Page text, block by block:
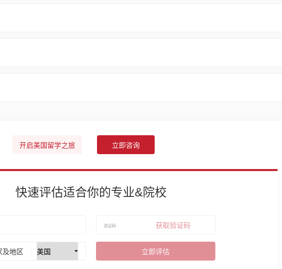
开启美国留学之旅 立即咨询
快速评估适合你的专业&院校
获取验证码
及地区 立即评估